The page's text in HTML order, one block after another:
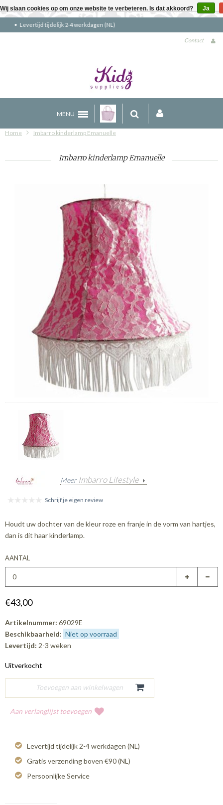
Gratis verzending boven €90 (NL)
Contact
MENU
Home Imbarro kinderlamp Emanuelle
Imbarro kinderlamp Emanuelle
Meer Imbarro Lifestyle
Schrijf je eigen review
Houdt uw dochter van de kleur roze en franje in de vorm van hartjes,
dan is dit haar kinderlamp.
AANTAL
€43,00
Artikelnummer: 69029E
Beschikbaarheid: Niet op voorraad
Levertijd: 2-3 weken
Uitverkocht
Aan verlanglijst toevoegen
Levertijd tijdelijk 2-4 werkdagen (NL)
Gratis verzending boven €90 (NL)
Persoonlijke Service
Wij slaan cookies op om onze website te verbeteren. Is dat akkoord? Ja